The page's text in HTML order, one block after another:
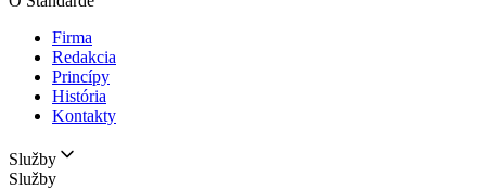
Firma
Redakcia
Princípy
História
Kontakty
Služby
Služby